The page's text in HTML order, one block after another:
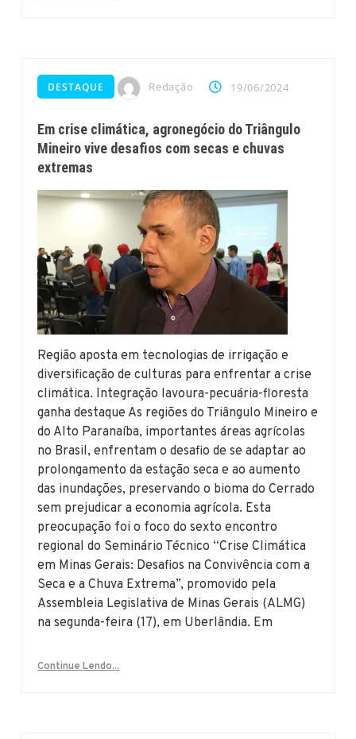
DESTAQUE Redação 19/06/2024
Em crise climática, agronegócio do Triângulo
Mineiro vive desafios com secas e chuvas
extremas
Região aposta em tecnologias de irrigação e
diversificação de culturas para enfrentar a crise
climática. Integração lavoura-pecuária-floresta
ganha destaque As regiões do Triângulo Mineiro e
do Alto Paranaíba, importantes áreas agrícolas
no Brasil, enfrentam o desafio de se adaptar ao
prolongamento da estação seca e ao aumento
das inundações, preservando o bioma do Cerrado
sem prejudicar a economia agrícola. Esta
preocupação foi o foco do sexto encontro
regional do Seminário Técnico “Crise Climática
em Minas Gerais: Desafios na Convivência com a
Seca e a Chuva Extrema”, promovido pela
Assembleia Legislativa de Minas Gerais (ALMG)
na segunda-feira (17), em Uberlândia. Em
Continue Lendo...